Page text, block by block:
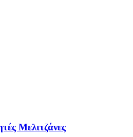
Μελιτζάνες